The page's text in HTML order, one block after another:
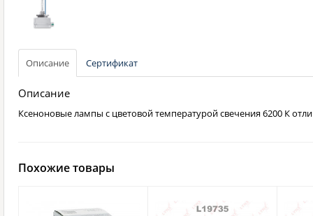
Описание Сертификат
Описание
Ксеноновые лампы с цветовой температурой свечения 6200 К
Похожие товары